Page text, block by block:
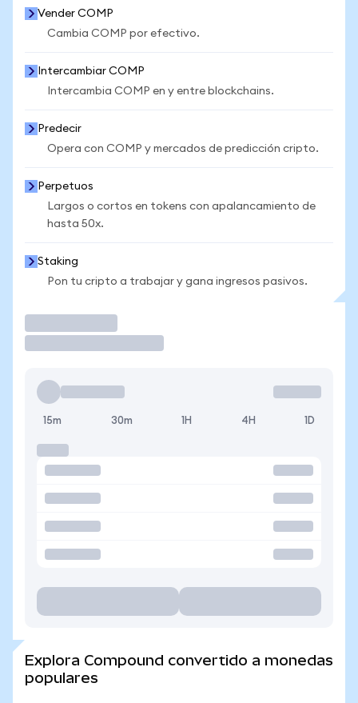
Vender COMP
Cambia COMP por efectivo.
Intercambiar COMP
Intercambia COMP en y entre blockchains.
Predecir
Opera con COMP y mercados de predicción cripto.
Perpetuos
Largos o cortos en tokens con apalancamiento de
hasta 50x.
Staking
Pon tu cripto a trabajar y gana ingresos pasivos.
15m 30m 1H 4H 1D
Explora Compound convertido a monedas
populares